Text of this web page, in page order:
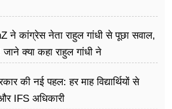
ने कांग्रेस नेता राहुल गांधी से पूछा सवाल,
क्या कहा राहुल गांधी ने
की नई पहल: हर माह विद्यार्थियों से
IFS अधिकारी